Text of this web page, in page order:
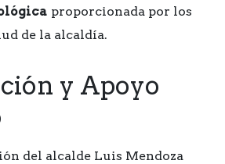
proporcionada por los
de la alcaldía.
y Apoyo
del alcalde Luis Mendoza